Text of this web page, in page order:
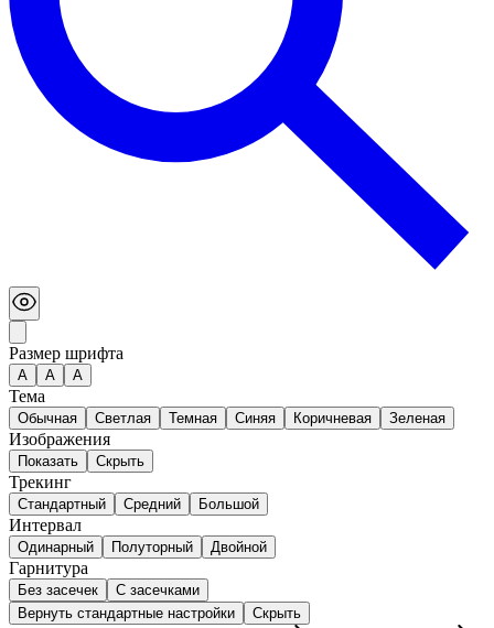
Размер шрифта
А A A
Тема
Обычная Светлая Темная Синяя Коричневая Зеленая
Изображения
Показать Скрыть
Трекинг
Стандартный Средний Большой
Интервал
Одинарный Полуторный Двойной
Гарнитура
Без засечек
С засечками
Вернуть стандартные настройки
Скрыть